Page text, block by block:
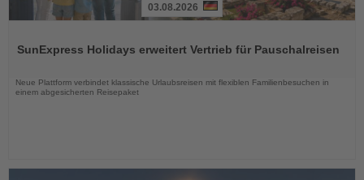
die
03.08.2026
SunExpress Holidays erweitert Vertrieb für Pauschalreisen
Neue Plattform verbindet klassische Urlaubsreisen mit flexiblen Familienbesuchen in
einem abgesicherten Reisepaket